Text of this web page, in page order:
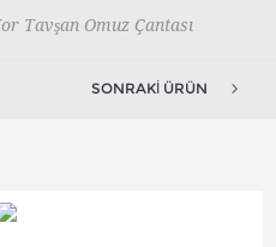
Tavşan Omuz Çantası
SONRAKI ÜRÜN